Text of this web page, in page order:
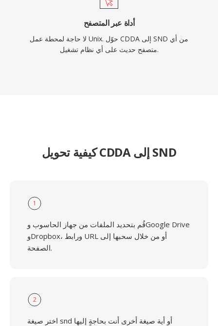
أداة عبر المتصفح
لا حاجة لمحطة عمل Unix. حوّل CDDA إلى SND من أي
متصفح حديث على أي نظام تشغيل.
كيفية تحويل CDDA إلى SND
1
قُم بتحديد الملفات من جهاز الحاسوب وGoogle Drive
وDropbox، ورابط URL أو من خلال سحبها إلى
الصفحة.
2
اختر صيغة snd أو أية صيغة أخرى أنت بحاجةٍ إليها